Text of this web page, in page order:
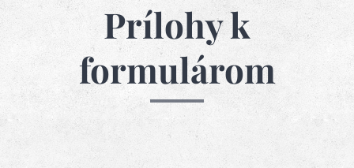
Prílohy k
formulárom